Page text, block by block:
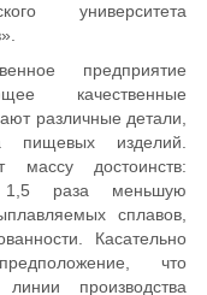
университета
предприятие
качественные
различные детали,
изделий.
массу достоинств:
1,5 раза меньшую
сплавов,
Касательно
что
производства